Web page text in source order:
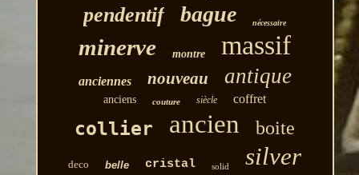
pendentif bague nécessaire
minerve montre massif
anciennes nouveau antique
anciens couture siècle coffret
collier ancien boite
deco belle cristal solid silver